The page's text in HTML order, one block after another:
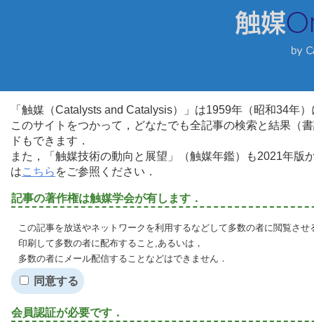
「触媒（Catalysts and Catalysis）」は1959年（昭和34年
このサイトをつかって，どなたでも全記事の検索と結果（
ドもできます．
また，「触媒技術の動向と展望」（触媒年鑑）も2021年
はこちら をご参照ください．
記事の著作権は触媒学会が有します．
この記事を放送やネットワークを利用するなどして多数の者に閲覧させ
印刷して多数の者に配布すること,あるいは，
多数の者にメール配信することなどはできません．
同意する
会員認証が必要です．